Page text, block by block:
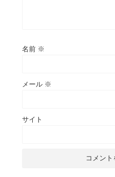
名前 ※
メール ※
サイト